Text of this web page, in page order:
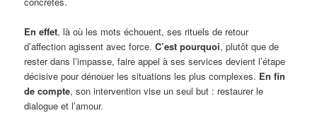
En effet, là où les mots échouent, ses rituels de retour
d’affection agissent avec force.C’est pourquoi, plutôt que de
rester dans l’impasse, faire appel à ses services devient l’étape
décisive pour dénouer les situations les plus complexes. En fin
de compte, son intervention vise un seul but : restaurer le
dialogue et l’amour.